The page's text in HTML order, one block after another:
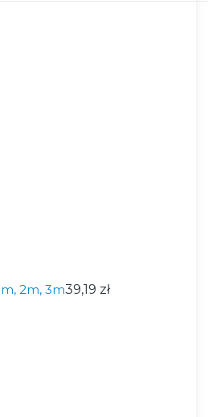
2m, 3m39,19 zł